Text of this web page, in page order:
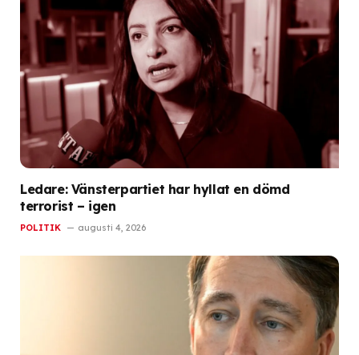
Ledare: Vänsterpartiet har hyllat en dömd
terrorist – igen
POLITIK augusti 4, 2026